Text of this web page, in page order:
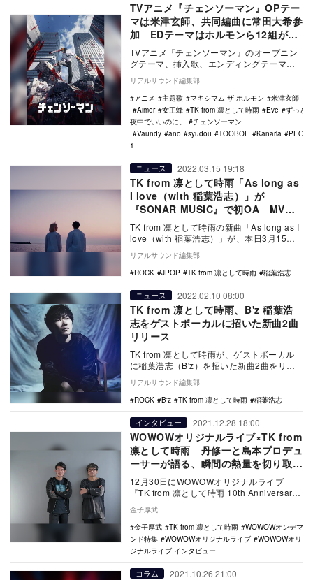
TVアニメ『チェンソーマン』OPテー
マは米津玄師、共同編曲に常田大希参
加 EDテーマはホルモンら12組が週
替りで担当
TVアニメ『チェンソーマン』のオープニン
グテーマ、挿入歌、エンディングテーマが
発表された。 『少年ジャンプ+』（集英社
刊）で…
リアルサウンド編集部
アニメ
主題歌 マキシマム ザ ホルモン
米津玄師
Aimer
女王蜂 TK from 凛として時雨 Eve
ずっと真
夜中でいいのに。
チェンソーマン
Vaundy
ano syudou TOOBOE Kanaria
1
ニュース 2022.03.15 19:18
TK from 凛として時雨「As long as
I love（with 稲葉浩志）」が
『SONAR MUSIC』で初OA MVプ
レミア公開も
TK from 凛として時雨の新曲「As long as I
love（with 稲葉浩志）」が、本日3月15日
放送の『SONA…
リアルサウンド編集部
ROCK
JPOP TK from 凛として時雨 稲葉浩志
ニュース 2022.02.10 08:00
TK from 凛として時雨、B'z 稲葉浩
志をゲストボーカルに招いた新曲2曲
リリース
TK from 凛として時雨が、ゲストボーカル
に稲葉浩志（B'z）を招いた新曲2曲をリリ
ースする。同曲は、3月16日にダブルAサ…
リアルサウンド編集部
ROCK
B'z TK from 凛として時雨 稲葉浩志
インタビュー 2021.12.28 18:00
WOWOWオリジナルライブ×TK from
凛として時雨 丹修一と島本プロデュ
ーサーが語る、瞬間の熱量を切り取っ
た舞台裏
12月30日にWOWOWオリジナルライブ
『TK from 凛として時雨 10th Anniversary
金子厚武
金子厚武
TK from 凛として時雨
WOWOWオンデマ
ンド特集
WOWOWオリジナルライブ
WOWOWオリ
ジナルライブ インタビュー
コラム 2021.10.26 21:00